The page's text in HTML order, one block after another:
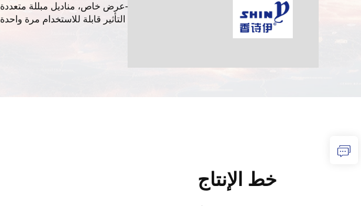
وأيديه وأنفه، الحد الأدنى للطلب
10000 عبوة
عرض خاص، مناديل مبللة متعددة
التأثير قابلة للاستخدام مرة واحدة
خط الإنتاج